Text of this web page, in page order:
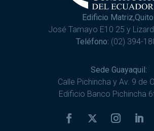
Edificio Matriz,Quito:
José Tamayo E10 25 y
Teléfono: (02) 394-
Sede Guayaquil:
Calle Pichincha y Av. 9 de
Edificio Banco Pichincha